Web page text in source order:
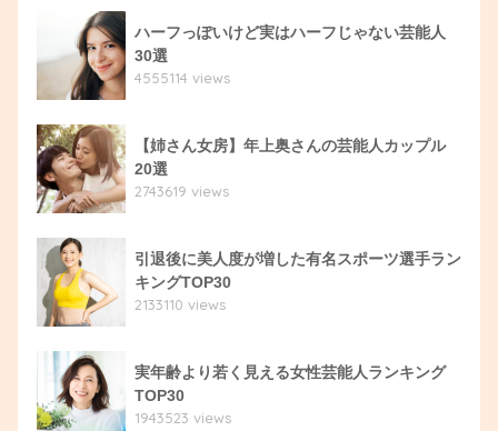
ハーフっぽいけど実はハーフじゃない芸能人
30選
4555114 views
【姉さん女房】年上奥さんの芸能人カップル
20選
2743619 views
引退後に美人度が増した有名スポーツ選手ラン
キングTOP30
2133110 views
実年齢より若く見える女性芸能人ランキング
TOP30
1943523 views